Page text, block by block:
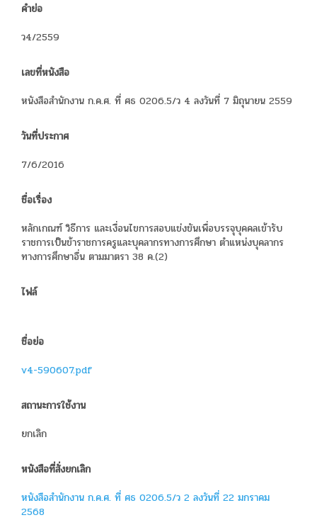
คำย่อ
ว4/2559
เลขที่หนังสือ
หนังสือสำนักงาน ก.ค.ศ. ที่ ศธ 0206.5/ว 4 ลงวันที่ 7 มิถุนายน 2559
วันที่ประกาศ
7/6/2016
ชื่อเรื่อง
หลักเกณฑ์ วิธีการ และเงื่อนไขการสอบแข่งขันเพื่อบรรจุบุคคลเข้ารับ
ราชการเป็นข้าราชการครูและบุคลากรทางการศึกษา ตำแหน่งบุคลากร
ทางการศึกษาอื่น ตามมาตรา 38 ค.(2)
ไฟล์
ชื่อย่อ
v4-590607.pdf
สถานะการใช้งาน
ยกเลิก
หนังสือที่สั่งยกเลิก
หนังสือสำนักงาน ก.ค.ศ. ที่ ศธ 0206.5/ว 2 ลงวันที่ 22 มกราคม
2568